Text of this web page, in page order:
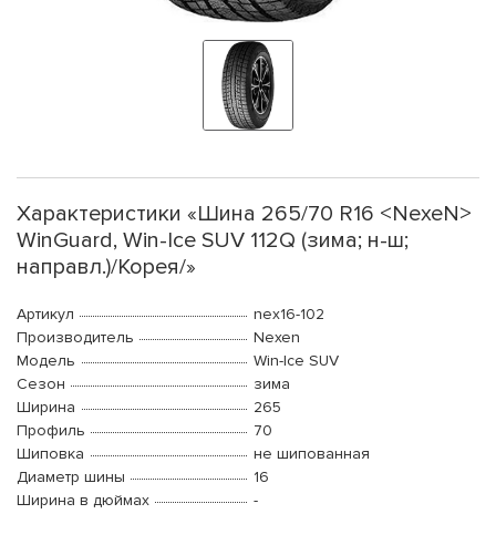
Характеристики «Шина 265/70 R16 <NexeN>
WinGuard, Win-Ice SUV 112Q (зима; н-ш;
направл.)/Корея/»
Артикул
nex16-102
Производитель
Nexen
Модель
Win-Ice SUV
Сезон
зима
Ширина
265
Профиль
70
Шиповка
не шипованная
Диаметр шины
16
Ширина в дюймах
-